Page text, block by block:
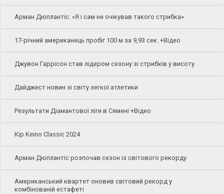
Арман Дюплантіс: «Я і сам не очікував такого стрибка»
17-річний американець пробіг 100 м за 9,93 сек. +Відео
Джувон Гаррісон став лідером сезону зі стрибків у висоту
Дайджест новин зі світу легкої атлетики
Результати Діамантової ліги в Сямені +Відео
Kip Keino Classic 2024
Арман Дюплантіс розпочав сезон із світового рекорду
Американський квартет оновив світовий рекорд у
комбінованій естафеті